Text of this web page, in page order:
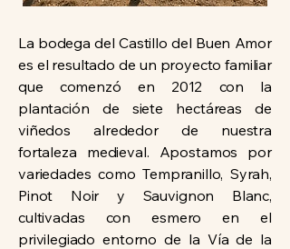
La bodega del Castillo del Buen Amor
es el resultado de un proyecto familiar
que comenzó en 2012 con la
plantación de siete hectáreas de
viñedos alrededor de nuestra
fortaleza medieval. Apostamos por
variedades como Tempranillo, Syrah,
Pinot Noir y Sauvignon Blanc,
cultivadas con esmero en el
privilegiado entorno de la Vía de la